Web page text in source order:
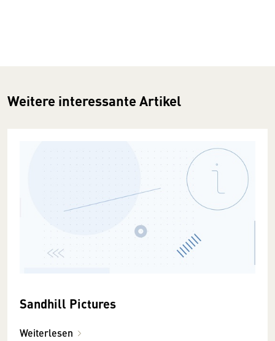
Weitere interessante Artikel
Sandhill Pictures
Weiterlesen